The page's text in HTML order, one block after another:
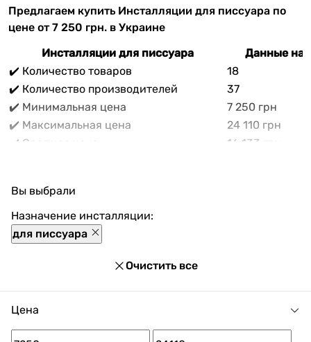
Предлагаем купить Инсталляции для писсуара по
цене от 7 250 грн. в Украине
Инсталляции для писсуара
Данные на
✔️ Количество товаров
18
✔️ Количество производителей
37
✔️ Минимальная цена
7 250 грн
✔️ Максимальная цена
24 110 грн
✔️ Средняя цена
16 133 грн
Украине. При покупке Инсталляции для писсуара в
нашем магазине доступны разнообразные способы
оплаты, покупка в кредит и множество акций и
скидок для каждого покупателя.
Вы выбрали
Назначение инсталляции:
для писсуара
Очистить все
Цена